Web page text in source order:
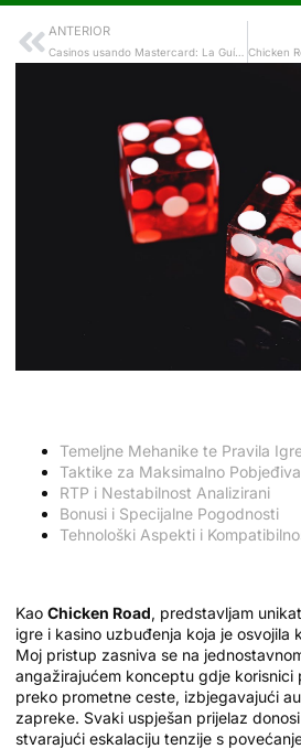
ANTERIOR
Temeljne Mehanike te Pravila
Taktike za Maksimalno
RTP i Nestabilnost Analizirani
Bonusi i Specijalne Pogodnosti
Tehnološki Aspekti i
Kao Chicken Road, predstavljam
igre i kasino uzbuđenja koja je osvojila
Moj pristup zasniva se na
angažirajućem konceptu gdje korisnici
preko prometne ceste, izbjegavajući
zapreke. Svaki uspješan prijelaz
stvarajući eskalaciju tenzije s